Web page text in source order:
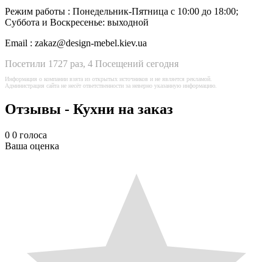
Режим работы : Понедельник-Пятница с 10:00 до 18:00;
Суббота и Воскресенье: выходной
Email : zakaz@design-mebel.kiev.ua
Посетили 1727 раз, 4 Посещений сегодня
Информация о компании взята из открытых источников и не является рекламой.
Администрация сайта не несёт ответственности за неверно указанную информацию.
Отзывы - Кухни на заказ
0 0 голоса
Ваша оценка